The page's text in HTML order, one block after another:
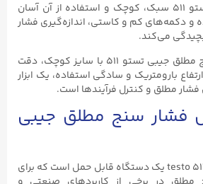
۵. سادگی استفاده: تستو ۵۱۱ سبک، کوچک و استفاده از آن آسان
و دکمه‌های کم و کاستی، اندازه‌گیری فشار
می‌کند.
به طور کلی ، فشار سنج مطلق جیبی تستو ۵۱۱ با سایز کوچک، دقت
ارتفاع بارومتریک و سادگی استفاده، یک ابزار
فشار مطلق و کنترل فرآیندها است.
فشار سنج مطلق جیبی
فشار سنج مطلق جیبی testo ۵۱۱ یک دستگاه قابل حمل است که برای